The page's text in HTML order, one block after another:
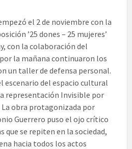
el 2 de noviembre con la
’25 dones – 25 mujeres’
con la colaboración del
por la mañana continuaron los
un taller de defensa personal.
escenario del espacio cultural
representación Invisible por
obra protagonizada por
Guerrero puso el ojo crítico
que se repiten en la sociedad,
hacia todos los actos